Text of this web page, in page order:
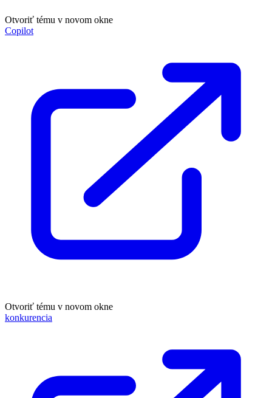
Otvoriť tému v novom okne
Copilot
Otvoriť tému v novom okne
konkurencia